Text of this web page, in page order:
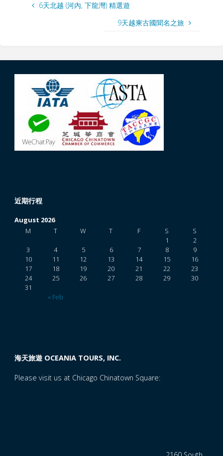
6天北越 (河內, 下龍灣) 精選遊
9天越柬古國聞名之旅
近期行程
August 2026
M
T W T F S S
« Feb
1
2
3
4 5 6 7 8
9
10
11 12 13 14 15
16
17
18 19 20 21 22
23
24
25 26 27 28 29
30
31
海天旅遊 OCEANIA TOURS, INC.
Please visit us at Chicago Chinatown Square: